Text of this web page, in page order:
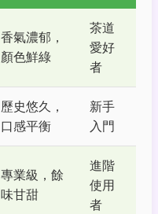
香氣濃郁，
顏色鮮綠
茶道
愛好
者
歷史悠久，
口感平衡
新手
入門
專業級，餘
味甘甜
進階
使用
者